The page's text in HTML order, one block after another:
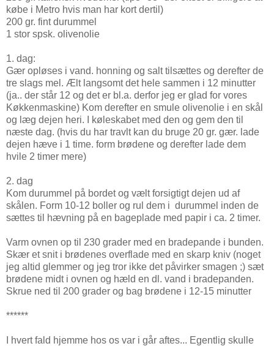
købe i Metro hvis man har kort dertil)
200 gr. fint durummel
1 stor spsk. olivenolie
1. dag:
Gær opløses i vand. honning og salt tilsættes og derefter de
tre slags mel. Ælt langsomt det hele sammen i 12 minutter
(ja.. der står 12 og det er bl.a. derfor jeg er glad for vores
Køkkenmaskine) Kom derefter en smule olivenolie i en skål
og læg dejen heri. I køleskabet med den og gem den til
næste dag. (hvis du har travlt kan du bruge 20 gr. gær. lade
dejen hæve i 1 time. form brødene og derefter lade dem
hvile 2 timer mere)
2. dag
Kom durummel på bordet og vælt forsigtigt dejen ud af
skålen. Form 10-12 boller og rul dem i durummel inden de
sættes til hævning på en bageplade med papir i ca. 2 timer.
Varm ovnen op til 230 grader med en bradepande i bunden.
Skær et snit i brødenes overflade med en skarp kniv (noget
jeg altid glemmer og jeg tror ikke det påvirker smagen ;) sæt
brødene midt i ovnen og hæld en dl. vand i bradepanden.
Skrue ned til 200 grader og bag brødene i 12-15 minutter
******
I hvert fald hjemme hos os var i går aftes... Egentlig skulle